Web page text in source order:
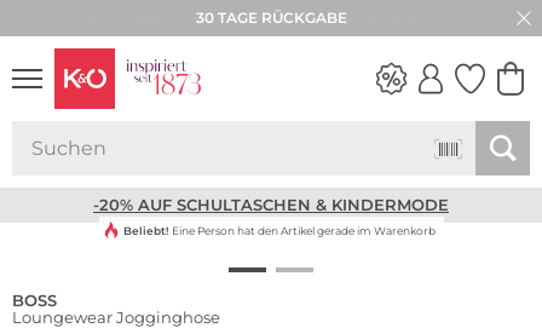
30 TAGE RÜCKGABE
-20% AUF SCHULTASCHEN & KINDERMODE
Beliebt! Eine Person hat den Artikel gerade im Warenkorb
BOSS
Loungewear Jogginghose